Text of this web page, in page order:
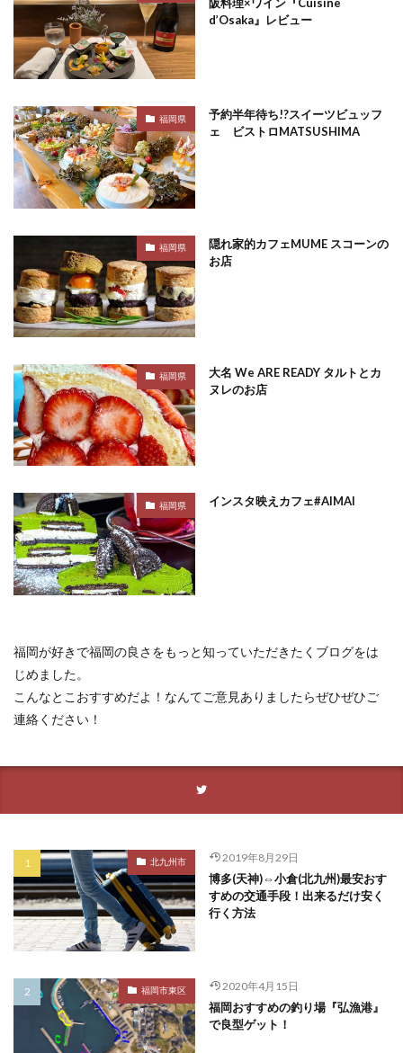
d’Osaka』レビュー
福岡県
予約半年待ち!?スイーツビュッフ
ェ ビストロMATSUSHIMA
福岡県
隠れ家的カフェMUME スコーンの
お店
福岡県
大名 We ARE READY タルトとカ
ヌレのお店
福岡県 インスタ映えカフェ#AIMAI
福岡が好きで福岡の良さをもっと知っていただきたくブログをは
じめました。
こんなとこおすすめだよ！なんてご意見ありましたらぜひぜひご
連絡ください！
北九州市 2019年8月29日
博多(天神)⇔小倉(北九州)最安おす
すめの交通手段！出来るだけ安く
行く方法
福岡市東区 2020年4月15日
福岡おすすめの釣り場『弘漁港』
で良型ゲット！